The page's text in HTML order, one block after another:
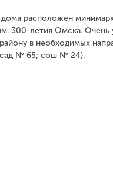
расположен
300-летия Омска. Очень
в необходимых
сад № 65; сош № 24).